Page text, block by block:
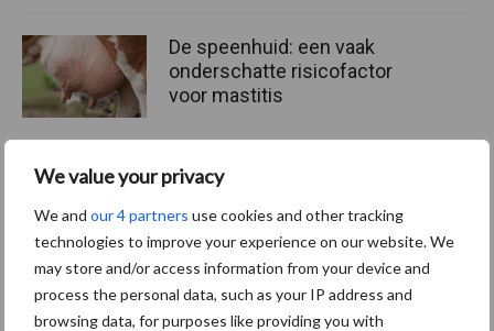
We value your privacy
We and our 4 partners use cookies and other tracking
technologies to improve your experience on our website. We
may store and/or access information from your device and
process the personal data, such as your IP address and
browsing data, for purposes like providing you with
De speenhuid: een vaak
onderschatte risicofactor
voor mastitis
ForFarmers ziet volume en
marktaandeel groeien in
krimpende Nederlandse
markt